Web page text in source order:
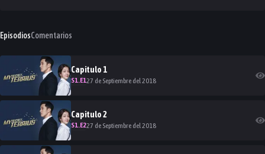
EpisodiosComentarios
Capitulo 1
S1.E127 de Septiembre del 2018
Capitulo2
S1.E227 de Septiembre del 2018